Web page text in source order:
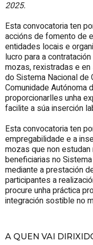
2025.
Esta convocatoria ten
accións de fomento de
entidades locais e
lucro para a
mozas, rexistradas e
do Sistema Nacional de
Comunidade Autónoma
proporcionarlles unha
facilite a súa inserción
Esta convocatoria ten
empregabilidade e a
mozas que non
beneficiarias no
mediante a prestación
participantes a
procure unha práctica
integración sostible no
A QUEN VAI